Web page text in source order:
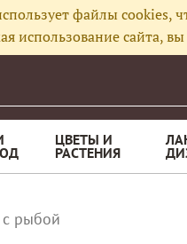
файлы cookies,
использование сайта, вы
ЦВЕТЫ И
РАСТЕНИЯ
с рыбой